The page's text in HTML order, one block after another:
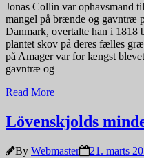
Jonas Collin var ophavsmand
mangel på brænde og gavntræ
Danmark, overtalte han i 1818
plantet skov på deres fælles
på Amager var for længst
gavntræ og
Read More
Lövenskjolds
By Webmaster 21. marts